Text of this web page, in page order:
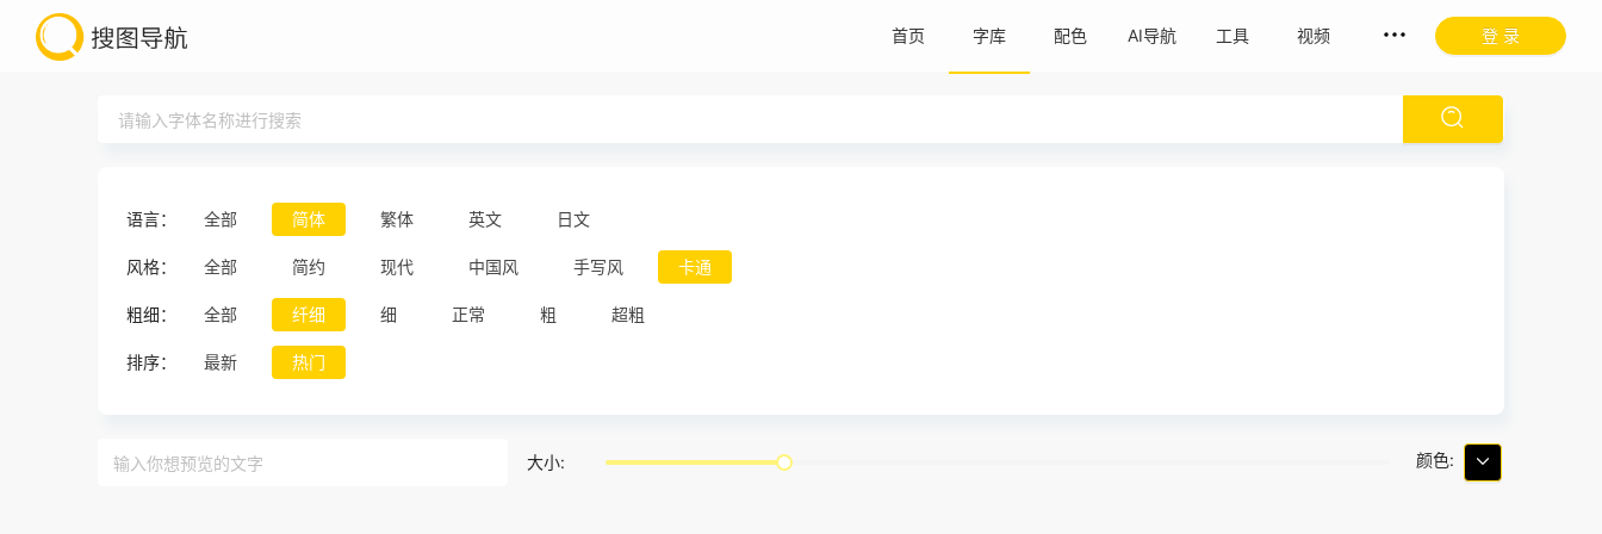
首页 字库 配色 AI导航 工具 视频 登 录
语言： 全部 简体 繁体 英文 日文
风格： 全部 简约 现代 中国风 手写风 卡通
粗细： 全部 纤细 细 正常 粗 超粗
排序： 最新 热门
大小: 颜色: